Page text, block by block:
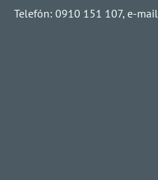
Telefón: 0910 151 107, e-